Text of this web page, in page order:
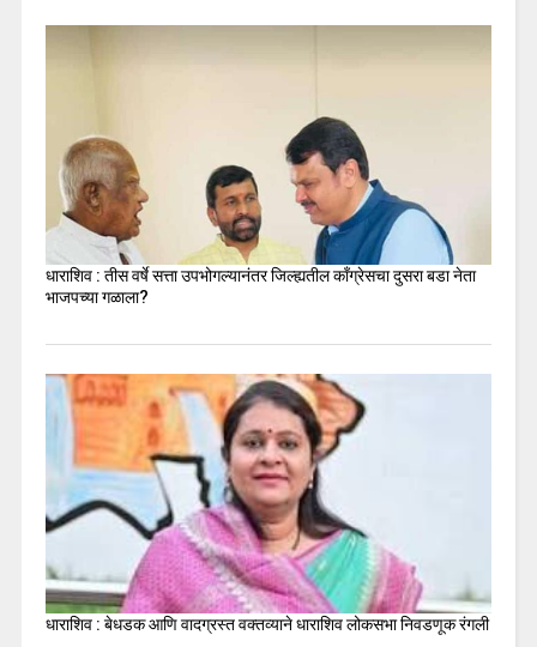
धाराशिव : तीस वर्षे सत्ता उपभोगल्यानंतर जिल्ह्यतील कॉंग्रेसचा दुसरा बडा नेता
भाजपच्या गळाला?
धाराशिव : बेधडक आणि वादग्रस्त वक्तव्याने धाराशिव लोकसभा निवडणूक रंगली